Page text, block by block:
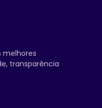
melhores
transparência